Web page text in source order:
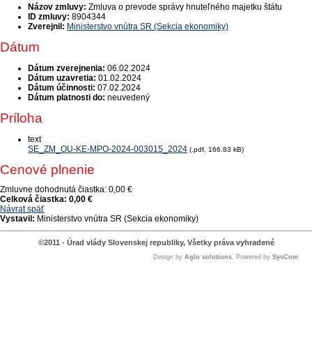
Názov zmluvy: Zmluva o prevode správy hnuteľného majetku štátu
ID zmluvy: 8904344
Zverejnil: Ministerstvo vnútra SR (Sekcia ekonomiky)
Dátum
Dátum zverejnenia: 06.02.2024
Dátum uzavretia: 01.02.2024
Dátum účinnosti: 07.02.2024
Dátum platnosti do: neuvedený
Príloha
text
SE_ZM_OU-KE-MPO-2024-003015_2024 (.pdf, 166.83 kB)
Cenové plnenie
Zmluvne dohodnutá čiastka: 0,00 €
Celková čiastka: 0,00 €
Návrat späť
Vystavil: Ministerstvo vnútra SR (Sekcia ekonomiky)
©2011 - Úrad vlády Slovenskej republiky, Všetky práva vyhradené
Design by Aglo solutions, Powered by SysCom